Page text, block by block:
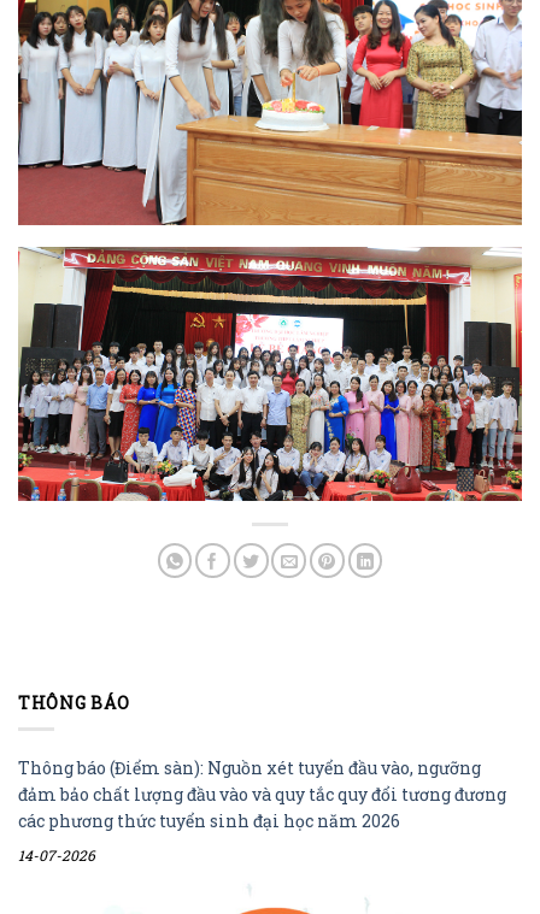
THÔNG BÁO
Thông báo (Điểm sàn): Nguồn xét tuyển đầu vào, ngưỡng
đảm bảo chất lượng đầu vào và quy tắc quy đổi tương đương
các phương thức tuyển sinh đại học năm 2026
14-07-2026